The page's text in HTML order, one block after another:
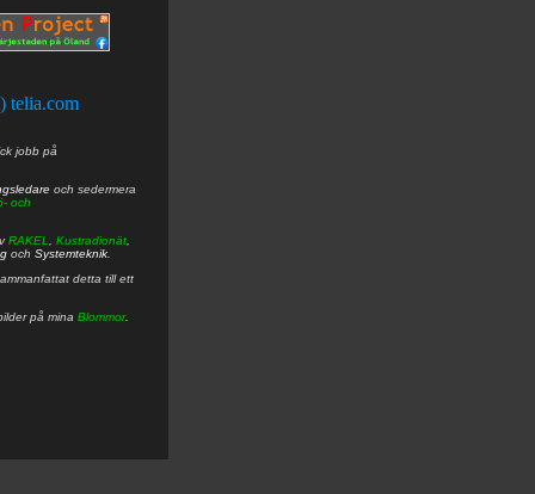
telia.com
jobb på
och sedermera
och
RAKEL Kustradionät
och Systemteknik
detta till ett
på mina Blommor.